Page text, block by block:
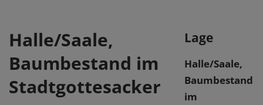
Halle/Saale,
Baumbestand im
Stadtgottesacker
Lage
Halle/Saale,
Baumbestand
im